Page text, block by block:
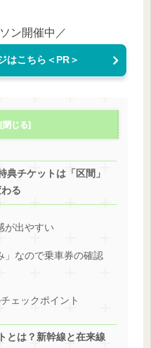
ン開催中／
はこちら＜PR＞
典チケットは「区間」
る
が出やすい
」なので乗車券の確認
ェックポイント
とは？新幹線と在来線